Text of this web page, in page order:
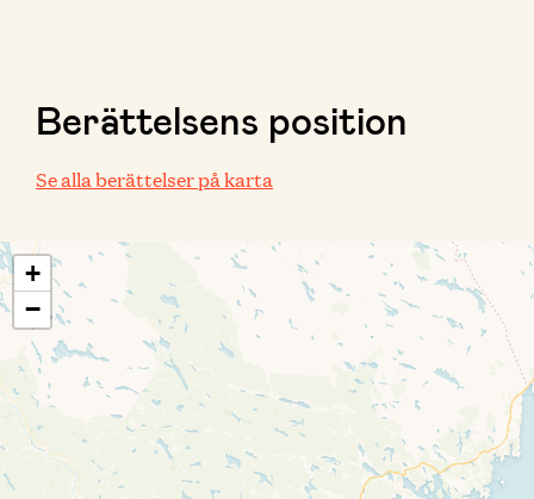
Berättelsens position
Se alla berättelser på karta
+
−